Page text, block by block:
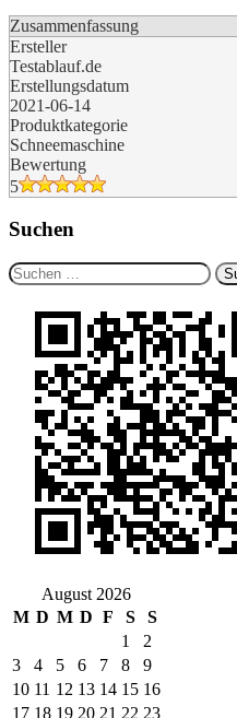
Zusammenfassung
Ersteller
Testablauf.de
Erstellungsdatum
2021-06-14
Produktkategorie
Schneemaschine
Bewertung
5
Suchen
Suchen
nach:
August 2026
M D M D F S
S
1
2
3
4 5 6 7 8
9
10 11 12 13 14 15 16
17 18 19 20 21 22 23